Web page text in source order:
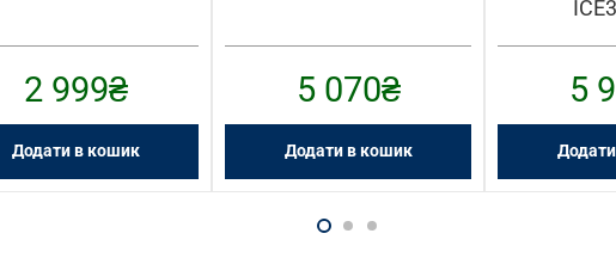
2 999₴
Додати в кошик
5 070₴
Додати в кошик
5